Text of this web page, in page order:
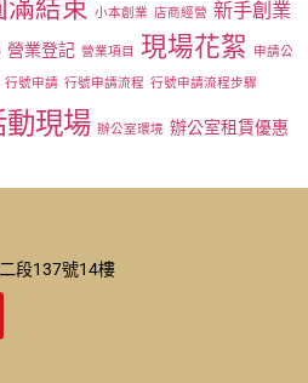
滿結束 小本創業 店商經營 新手創業
營業登記 營業項目 現場花絮
申請公
行號申請 行號申請流程 行號申請流程步驟
現場 辦公室環境 辦公室租賃優惠
段137號14樓